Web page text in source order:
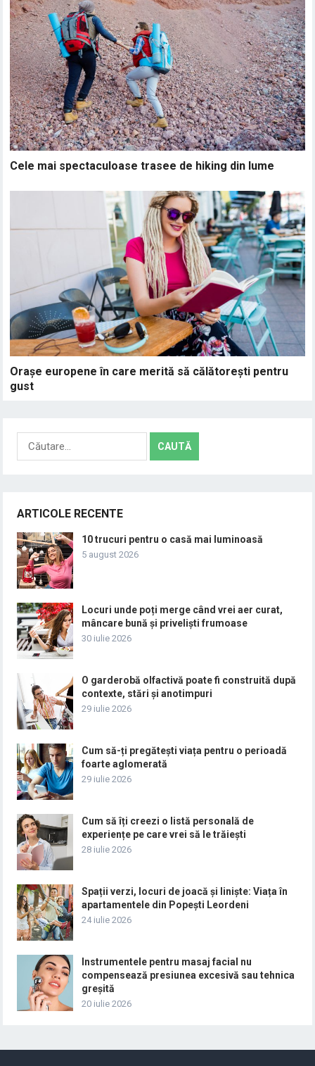
Cele mai spectaculoase trasee de hiking din lume
Orașe europene în care merită să călătorești pentru
gust
Caută
după:
ARTICOLE RECENTE
10 trucuri pentru o casă mai luminoasă
5 august 2026
Locuri unde poți merge când vrei aer curat,
mâncare bună și priveliști frumoase
30 iulie 2026
O garderobă olfactivă poate fi construită după
contexte, stări și anotimpuri
29 iulie 2026
Cum să-ți pregătești viața pentru o perioadă
foarte aglomerată
29 iulie 2026
Cum să îți creezi o listă personală de
experiențe pe care vrei să le trăiești
28 iulie 2026
Spații verzi, locuri de joacă și liniște: Viața în
apartamentele din Popești Leordeni
24 iulie 2026
Instrumentele pentru masaj facial nu
compensează presiunea excesivă sau tehnica
greșită
20 iulie 2026